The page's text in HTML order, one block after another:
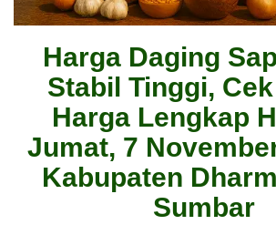
Harga Daging
Stabil Tinggi,
Harga Lengkap
Jumat, 7
Kabupaten
Sumbar